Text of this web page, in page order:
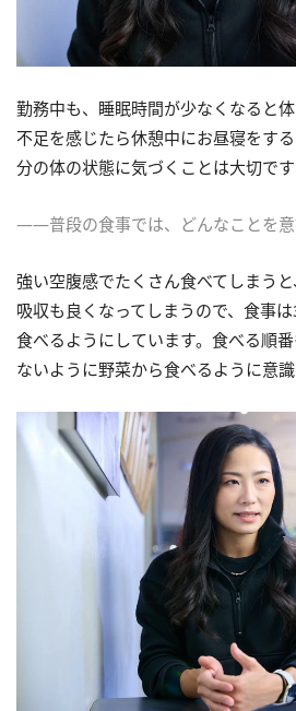
勤務中も、睡眠時間が少なくなると
不足を感じたら休憩中にお昼寝をす
分の体の状態に気づくことは大切です
――普段の食事では、どんなことを意
強い空腹感でたくさん食べてしまう
吸収も良くなってしまうので、食事
食べるようにしています。食べる順
ないように野菜から食べるように意識